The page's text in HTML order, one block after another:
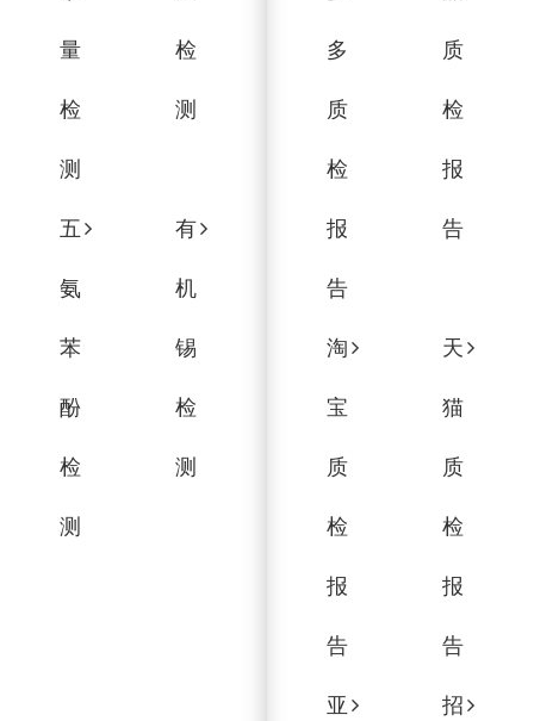
量
检
测
检
测
五
氨
苯
酚
检
测
有
机
锡
检
测
多
质
检
报
告
质
检
报
告
淘
宝
质
检
报
告
天
猫
质
检
报
告
亚 招